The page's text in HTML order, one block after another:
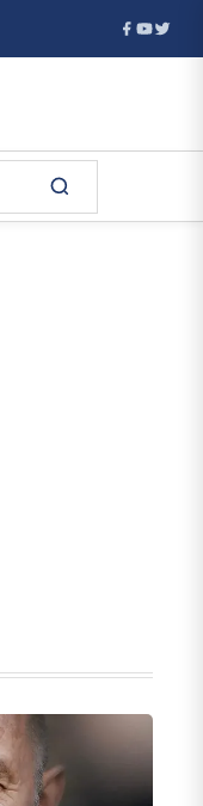
през Сардиния и